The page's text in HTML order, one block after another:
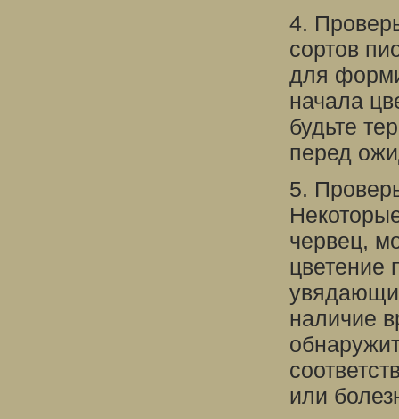
4.
сортов
для
начала
будьте
перед
5.
червец,
цветение
наличие
или